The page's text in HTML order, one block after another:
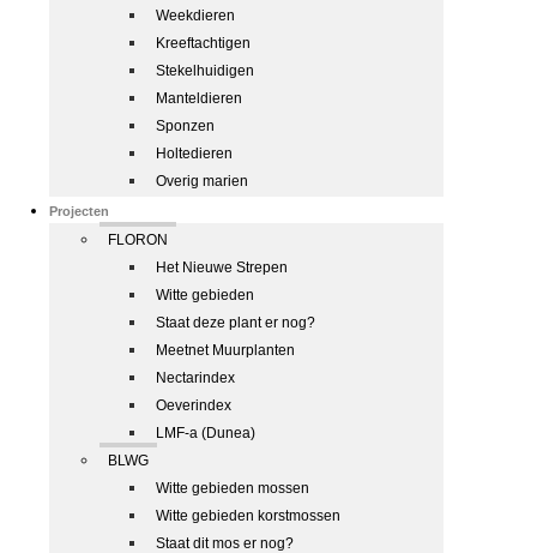
Weekdieren
Kreeftachtigen
Stekelhuidigen
Manteldieren
Sponzen
Holtedieren
Overig marien
Projecten
FLORON
Het Nieuwe Strepen
Witte gebieden
Staat deze plant er nog?
Meetnet Muurplanten
Nectarindex
Oeverindex
LMF-a (Dunea)
BLWG
Witte gebieden mossen
Witte gebieden korstmossen
Staat dit mos er nog?